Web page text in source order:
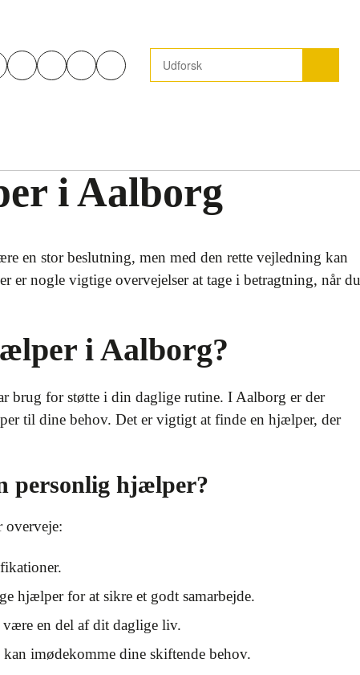
i Aalborg
en stor beslutning, men med den rette vejledning kan
er nogle vigtige overvejelser at tage i betragtning, når du
i Aalborg?
for støtte i din daglige rutine. I Aalborg er der
til dine behov. Det er vigtigt at finde en hjælper, der
personlig hjælper?
overveje:
hjælper for at sikre et godt samarbejde.
en del af dit daglige liv.
imødekomme dine skiftende behov.